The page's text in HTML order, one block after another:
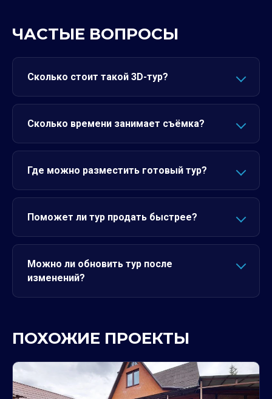
ЧАСТЫЕ ВОПРОСЫ
Сколько стоит такой 3D-тур?
Сколько времени занимает съёмка?
Где можно разместить готовый тур?
Поможет ли тур продать быстрее?
Можно ли обновить тур после
изменений?
ПОХОЖИЕ ПРОЕКТЫ